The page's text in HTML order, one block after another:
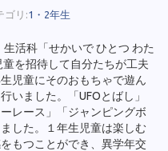
ゴリ:1・2年生
活科「せかいで ひとつ わた
を招待して自分たちが工夫
児童にそのおもちゃで遊ん
いました。「UFOとばし」
レース」「ジャンピングボ
した。１年生児童は楽しむ
もつことができ、異学年交